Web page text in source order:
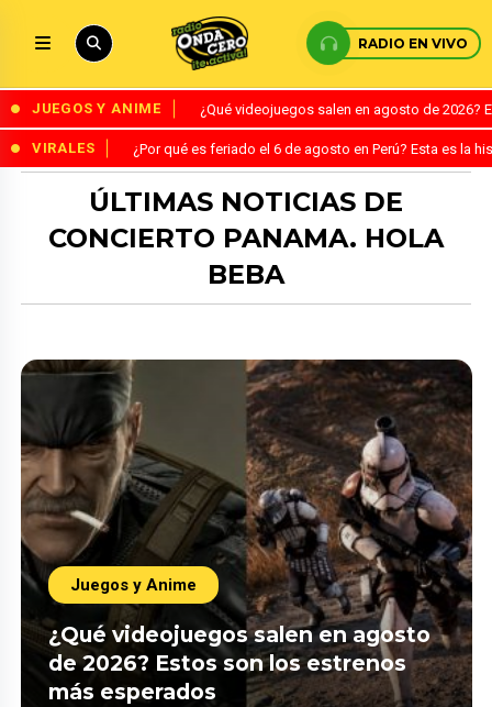
RADIO EN VIVO
JUEGOS Y ANIME ¿Qué videojuegos salen en agosto de
VIRALES ¿Por qué es feriado el 6 de agosto en Perú? Esta es la
ÚLTIMAS NOTICIAS DE
CONCIERTO PANAMA. HOLA
BEBA
Juegos y Anime
¿Qué videojuegos salen en agosto
de 2026? Estos son los estrenos
más esperados